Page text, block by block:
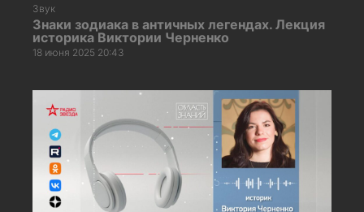
Звук
Знаки зодиака в античных легендах. Лекция
историка Виктории Черненко
18 июня 2025 20:43